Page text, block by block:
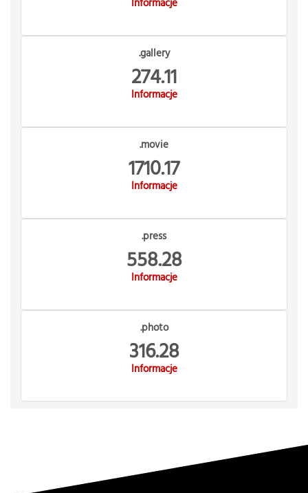
.gallery
274.11
Informacje
.movie
1710.17
Informacje
.press
558.28
Informacje
.photo
316.28
Informacje